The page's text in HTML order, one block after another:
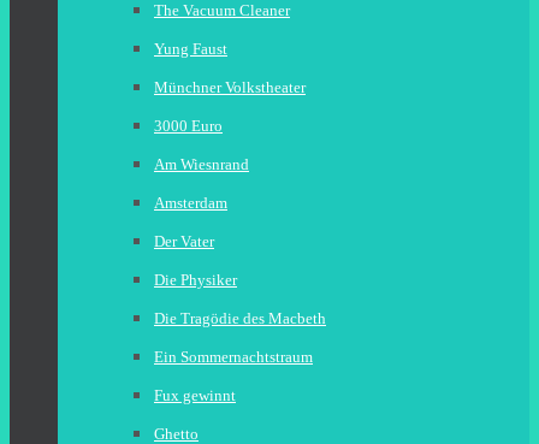
The Vacuum Cleaner
Yung Faust
Münchner Volkstheater
3000 Euro
Am Wiesnrand
Amsterdam
Der Vater
Die Physiker
Die Tragödie des Macbeth
Ein Sommernachtstraum
Fux gewinnt
Ghetto